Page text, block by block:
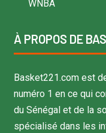
WNBA
À PROPOS DE
Basket221.com est
numéro 1 en ce qui
du Sénégal et de la
spécialisé dans les